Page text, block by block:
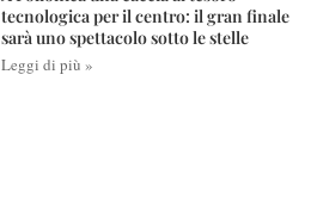
tecnologica per il centro: il gran finale
sarà uno spettacolo sotto le stelle
Leggi di più »